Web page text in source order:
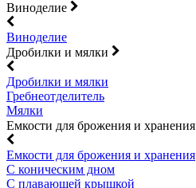
Виноделие
Виноделие
Дробилки и мялки
Дробилки и мялки
Гребнеотделитель
Мялки
Емкости для брожения и хранения
Емкости для брожения и хранения
С коническим дном
С плавающей крышкой